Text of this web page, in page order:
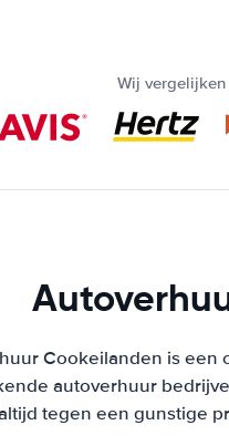
Wij
Cookeilanden is
autoverhuur
tegen een gunstige